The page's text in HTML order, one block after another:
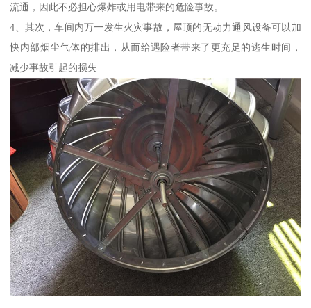
流通，因此不必担心爆炸或用电带来的危险事故。
4、其次，车间内万一发生火灾事故，屋顶的无动力通风设备可以加
快内部烟尘气体的排出，从而给遇险者带来了更充足的逃生时间，
减少事故引起的损失